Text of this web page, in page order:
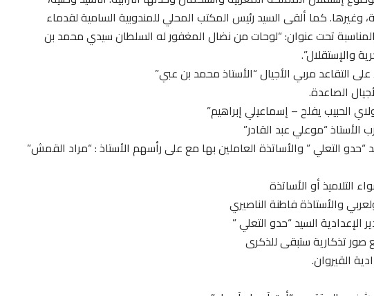
وغيرها. كما ألقى السيد رئيس المكتب المحلي للمندوبية السامية لقدماء
تحت عنوان: “لوحات من نضال المغفور له السلطان سيدي محمد بن
والإستقلال”.
التقاعد مربي الأجيال “الأستاذ محمد بن عبي”
الصاعدة.
الحبيب يفلح – إسماعيلي إبراهيم”
“موعلي عبد القادر”
التعلي ” والأساتذة العاملين بها مع على رأسهم الأستاذ : “مراد القمش”
التلاميذ أو الأساتذة
والأستاذة فاطنة الناصيري
السيد “حدو التعلي ”
صور تذكارية ستبقى للذكرى
القيروان.